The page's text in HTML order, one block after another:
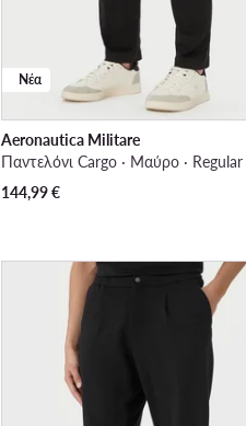
Νέα
Aeronautica Militare
Παντελόνι Cargo · Μαύρο ·
144,99€